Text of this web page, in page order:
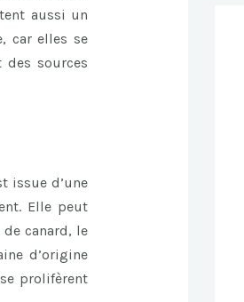
aussi un
car elles se
des sources
issue d’une
Elle peut
canard, le
d’origine
prolifèrent